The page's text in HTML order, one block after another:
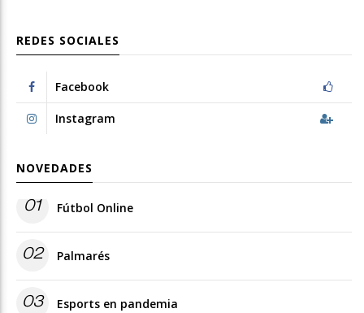
REDES SOCIALES
Facebook
Instagram
NOVEDADES
01 Fútbol Online
02 Palmarés
03 Esports en pandemia